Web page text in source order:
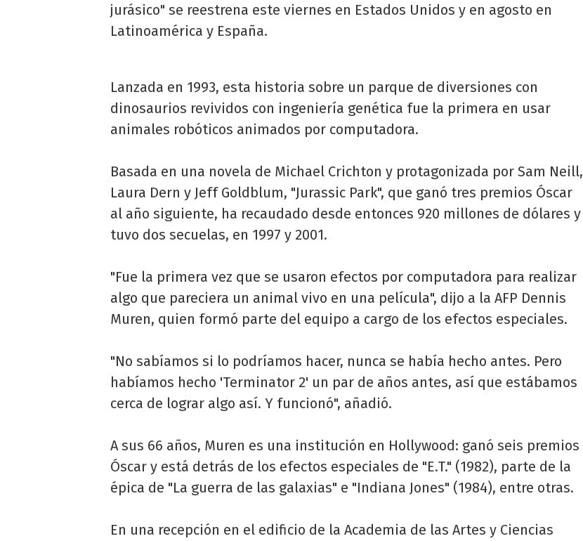
jurásico" se reestrena este viernes en Estados Unidos y en agosto en
Latinoamérica y España.
Lanzada en 1993, esta historia sobre un parque de diversiones con
dinosaurios revividos con ingeniería genética fue la primera en usar
animales robóticos animados por computadora.
Basada en una novela de Michael Crichton y protagonizada por Sam Neill,
Laura Dern y Jeff Goldblum, "Jurassic Park", que ganó tres premios Óscar
al año siguiente, ha recaudado desde entonces 920 millones de dólares y
tuvo dos secuelas, en 1997 y 2001.
"Fue la primera vez que se usaron efectos por computadora para realizar
algo que pareciera un animal vivo en una película", dijo a la AFP Dennis
Muren, quien formó parte del equipo a cargo de los efectos especiales.
"No sabíamos si lo podríamos hacer, nunca se había hecho antes. Pero
habíamos hecho 'Terminator 2' un par de años antes, así que estábamos
cerca de lograr algo así. Y funcionó", añadió.
A sus 66 años, Muren es una institución en Hollywood: ganó seis premios
Óscar y está detrás de los efectos especiales de "E.T." (1982), parte de la
épica de "La guerra de las galaxias" e "Indiana Jones" (1984), entre otras.
En una recepción en el edificio de la Academia de las Artes y Ciencias